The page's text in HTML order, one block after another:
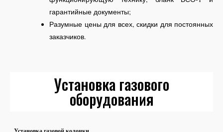
гарантийные документы;
Разумные цены для всех, скидки для постоянных
заказчиков.
Установка газового
оборудования